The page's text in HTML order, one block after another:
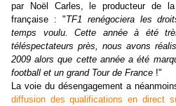
par
Noël Carles, le producteur de
française : "TF1 renégociera les
temps voulu.
Cette année à été
téléspectateurs près, nous avons
2009 alors que cette année a été
football et un grand Tour de France !"
La voie du désengagement a
diffusion des qualifications en direct